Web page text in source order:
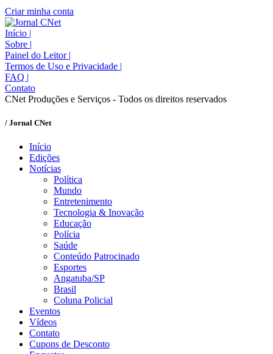
Criar minha conta
Início |
Sobre |
Painel do Leitor |
Termos de Uso e Privacidade |
FAQ |
Contato
CNet Produções e Serviços - Todos os direitos reservados
/ Jornal CNet
Início
Edições
Notícias
Política
Mundo
Entretenimento
Tecnologia & Inovação
Educação
Polícia
Saúde
Conteúdo Patrocinado
Esportes
Angatuba/SP
Brasil
Coluna Policial
Eventos
Vídeos
Contato
Cupons de Desconto